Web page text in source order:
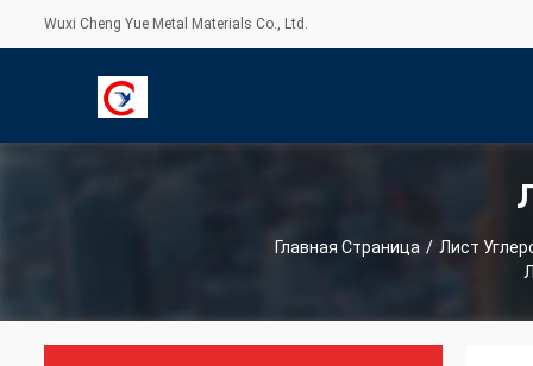
Wuxi Cheng Yue Metal Materials Co., Ltd.
Главная Страница / Лист